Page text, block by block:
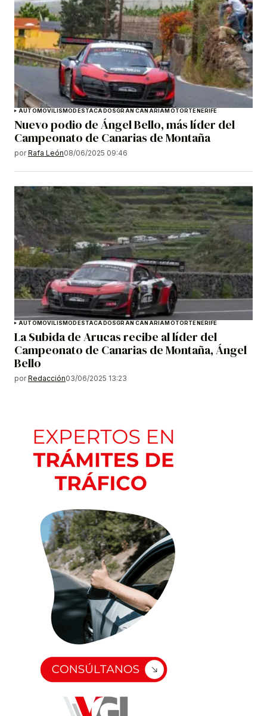
AUTOMOVILISMODESTACADOSGRAN CANARIAMOTORTENERIFE
Nuevo podio de Ángel Bello, más líder del
Campeonato de Canarias de Montaña
por Rafa León08/06/2025 09:46
AUTOMOVILISMODESTACADOSGRAN CANARIAMOTORTENERIFE
La Subida de Arucas recibe al líder del
Campeonato de Canarias de Montaña, Ángel
Bello
por Redacción03/06/2025 13:23